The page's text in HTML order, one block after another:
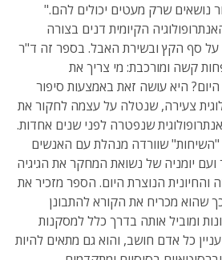
"טובה גמליאל נוהגת לחקור נושאים שרק מעטים יכולים להם.
הקיומית דנים בצורה
סף הקץ ובשירת האבל. בספר זה ד"ר
קשה ומורכבת: מי צריך את
היא עושה זאת באמצעות סיפור
צעירה, שנטלה על עצמה לחקור את
שנפטרה לפני שנים אחדות.
שוורדה מנהלת עם האנשים
יומניה של נשואת המחקר את הגיגיה
והחיונית הנוצרת היום. הספר מזכיר את
שהוא מכריח את הקורא להתבונן
ומוביל אותה בדרך כלל למסקנות
כל אדם חושב, והוא גם מתאים להיות